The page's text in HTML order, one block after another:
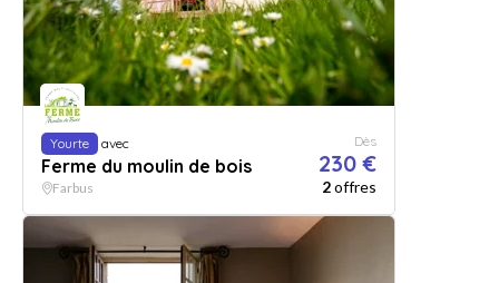
Yourte avec
Ferme du moulin de bois
Dès
230 €
Farbus 2offres